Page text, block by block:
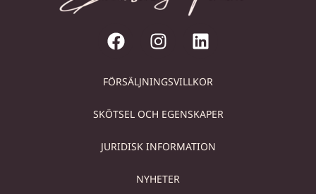
FÖRSÄLJNINGSVILLKOR
SKÖTSEL OCH EGENSKAPER
JURIDISK INFORMATION
NYHETER